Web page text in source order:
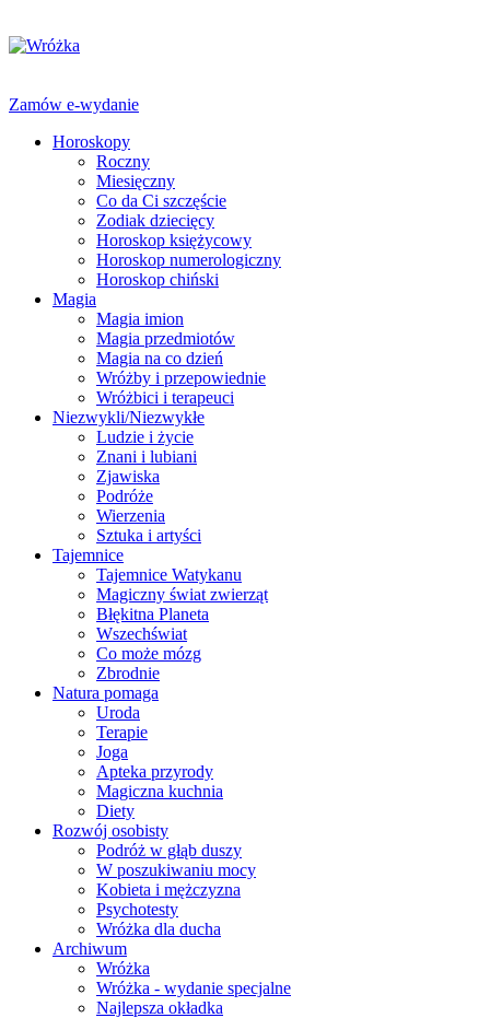
Zamów e-wydanie
Horoskopy
Roczny
Miesięczny
Co da Ci szczęście
Zodiak dziecięcy
Horoskop księżycowy
Horoskop numerologiczny
Horoskop chiński
Magia
Magia imion
Magia przedmiotów
Magia na co dzień
Wróżby i przepowiednie
Wróżbici i terapeuci
Niezwykli/Niezwykłe
Ludzie i życie
Znani i lubiani
Zjawiska
Podróże
Wierzenia
Sztuka i artyści
Tajemnice
Tajemnice Watykanu
Magiczny świat zwierząt
Błękitna Planeta
Wszechświat
Co może mózg
Zbrodnie
Natura pomaga
Uroda
Terapie
Joga
Apteka przyrody
Magiczna kuchnia
Diety
Rozwój osobisty
Podróż w głąb duszy
W poszukiwaniu mocy
Kobieta i mężczyzna
Psychotesty
Wróżka dla ducha
Archiwum
Wróżka
Wróżka - wydanie specjalne
Najlepsza okładka